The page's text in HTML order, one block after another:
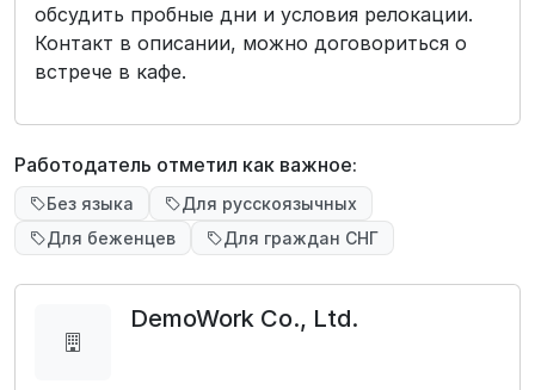
обсудить пробные дни и условия релокации.
Контакт в описании, можно договориться о
встрече в кафе.
Работодатель отметил как важное:
Без языка
Для русскоязычных
Для беженцев
Для граждан СНГ
DemoWork Co., Ltd.